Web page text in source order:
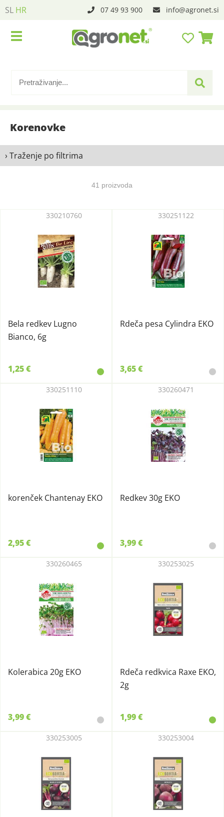
SL HR 07 49 93 900 info agronet.si
Korenovke
› Traženje po filtrima
41 proizvoda
Bela redkev Lugno
Bianco, 6g
330210760
1,25 €
Rdeča pesa Cylindra EKO
330251122
3,65 €
korenček Chantenay EKO
330251110
2,95 €
Redkev 30g EKO
330260471
3,99 €
Kolerabica 20g EKO
330260465
3,99 €
Rdeča redkvica Raxe EKO,
2g
330253025
1,99 €
330253005 330253004